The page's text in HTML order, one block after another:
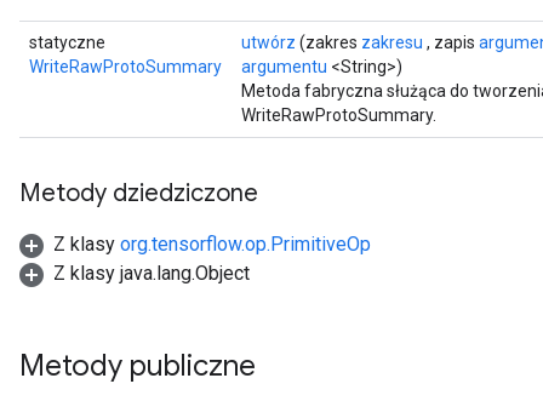
statyczne
WriteRawProtoSummary
utwórz (zakres zakresu , zapis
argumentu <String>)
Metoda fabryczna służąca do
WriteRawProtoSummary.
Metody dziedziczone
Z klasy org.tensorflow.op.PrimitiveOp
Z klasy java.lang.Object
Metody publiczne